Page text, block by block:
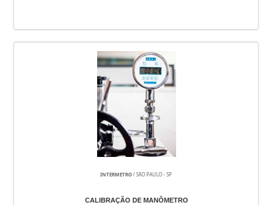
INTERMETRO/ SÃO PAULO - SP
CALIBRAÇÃO DE MANÔMETRO